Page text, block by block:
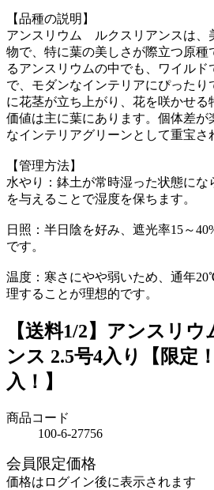
【品種の説明】
アンスリウム ルクスリアンスは、
物で、特に葉の美しさが際立つ原種
るアンスリウムの中でも、ワイルド
で、モダンなインテリアにぴったり
に花茎が立ち上がり、花を咲かせる
価値は主に葉にあります。個体差が
なインテリアグリーンとして重宝さ
【管理方法】
水やり：鉢土が常時湿った状態にな
を与えることで湿度を保ちます。
日照：半日陰を好み、遮光率15～
です。
温度：寒さにやや弱いため、通年
理することが理想的です。
【送料1/2】アンスリ
ンス 2.5号4入り【限定
入！】
商品コード
100-6-27756
会員限定価格
価格はログイン後に表示されます